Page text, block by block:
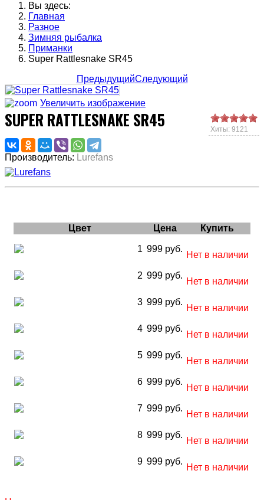
Вы здесь:
Главная
Разное
Зимняя рыбалка
Приманки
Super Rattlesnake SR45
ПредыдущийСледующий
Увеличить изображение
Хиты: 9121
SUPER RATTLESNAKE SR45
Производитель: Lurefans
Цвет Цена Купить
1 999 руб.
Нет в наличии
2 999 руб.
Нет в наличии
3 999 руб.
Нет в наличии
4 999 руб.
Нет в наличии
5 999 руб.
Нет в наличии
6 999 руб.
Нет в наличии
7 999 руб.
Нет в наличии
8 999 руб.
Нет в наличии
9 999 руб.
Нет в наличии